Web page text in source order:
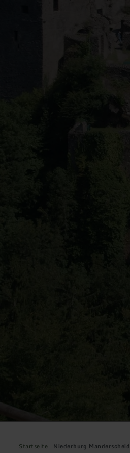
Startseite Niederburg Manderscheid